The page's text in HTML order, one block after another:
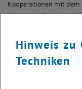
Kooperationen mit
Universität Zürich und
Art.
Im Rahmen des
Hinweis zu
Techniken